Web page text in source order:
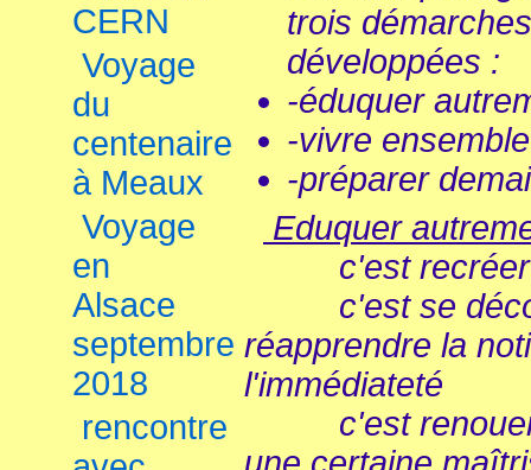
CERN
Voyage
du
centenaire
à Meaux
Voyage
en
Alsace
septembre
2018
rencontre
trois
développées :
-éduquer
-vivre ensemble
-préparer
Eduquer
c'est recréer
c'est se
réapprendre la
l'immédiateté
c'est renouer